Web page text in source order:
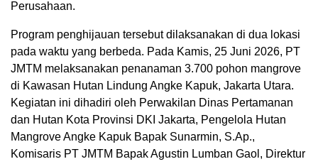
Perusahaan.
Program penghijauan tersebut dilaksanakan di dua lokasi
pada waktu yang berbeda. Pada Kamis, 25 Juni 2026, PT
JMTM melaksanakan penanaman 3.700 pohon mangrove
di Kawasan Hutan Lindung Angke Kapuk, Jakarta Utara.
Kegiatan ini dihadiri oleh Perwakilan Dinas Pertamanan
dan Hutan Kota Provinsi DKI Jakarta, Pengelola Hutan
Mangrove Angke Kapuk Bapak Sunarmin, S.Ap.,
Komisaris PT JMTM Bapak Agustin Lumban Gaol, Direktur